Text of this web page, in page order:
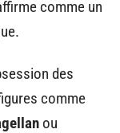
comme un
des
comme
ou